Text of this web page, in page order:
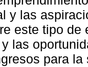
y las
este tipo
las
para